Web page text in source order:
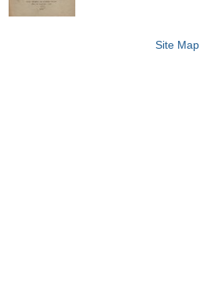
Site Map